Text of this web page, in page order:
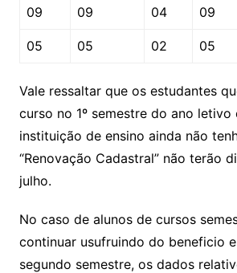
09 09 04 09
05 05 02 05
Vale ressaltar que os estudantes
curso no 1º semestre do ano letivo
instituição de ensino ainda não
“Renovação Cadastral” não terão
julho.
No caso de alunos de cursos
continuar usufruindo do beneficio
segundo semestre, os dados